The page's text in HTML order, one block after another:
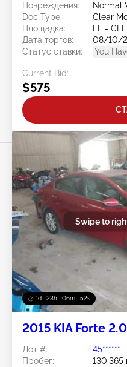
Повреждения:
Normal
Doc Type:
Clear
Площадка:
FL -
Дата торгов:
08/10/
Статус ставки:
You
Current Bid:
$575
1d : 23h : 06m : 50s
Swipe to
2015 KIA Forte
Лот #:
45******
Пробег:
130,365